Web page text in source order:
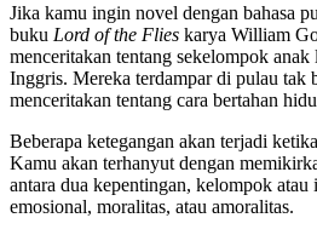
Jika kamu ingin novel dengan bahasa
buku Lord of the Flies karya William
menceritakan tentang sekelompok
Inggris. Mereka terdampar di pulau tak
menceritakan tentang cara bertahan
Beberapa ketegangan akan terjadi
Kamu akan terhanyut dengan
antara dua kepentingan, kelompok
emosional, moralitas, atau amoralitas.